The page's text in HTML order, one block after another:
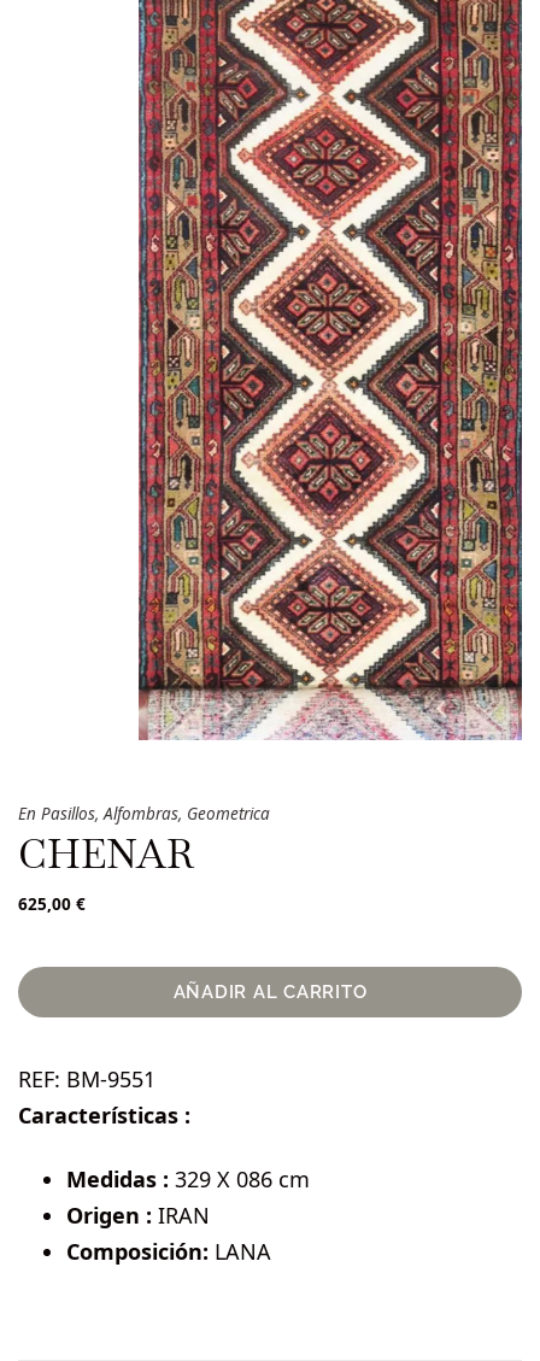
En Pasillos,Alfombras, Geometrica
CHENAR
625,00 €
AÑADIR AL CARRITO
REF: BM-9551
Características :
Medidas : 329 X 086 cm
Origen : IRAN
Composición: LANA